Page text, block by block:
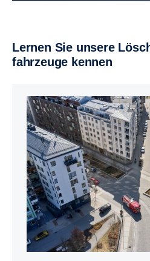
Lernen Sie unsere Lösch- und Rettungs­
fahr­zeuge kennen